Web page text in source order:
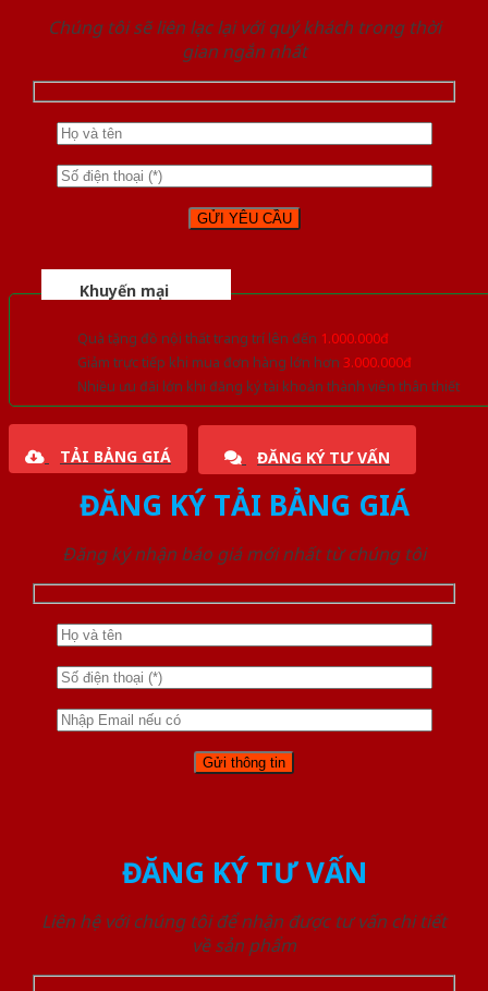
Chúng tôi sẽ liên lạc lại với quý khách trong thời
gian ngắn nhất
Khuyến mại
Quà tặng đồ nội thất trang trí lên đến 1.000.000đ
Giảm trực tiếp khi mua đơn hàng lớn hơn 3.000.000đ
Nhiều ưu đãi lớn khi đăng ký tài khoản thành viên thân thiết
TẢI BẢNG GIÁ ĐĂNG KÝ TƯ VẤN
ĐĂNG KÝ TẢI BẢNG GIÁ
Đăng ký nhận báo giá mới nhất từ chúng tôi
ĐĂNG KÝ TƯ VẤN
Liên hệ với chúng tôi để nhận được tư vấn chi tiết
về sản phẩm